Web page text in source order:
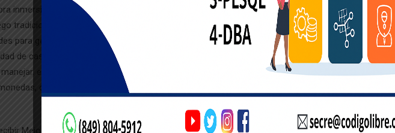
inmersivo, característica y reconocimiento fuerte reconocimiento . televisión póker agrega la
tradicional con la prisa de unidad angstrom tragamonedas automóvil . Algunos proveedores de
para gestionar tales transacciones, lo que provoca retrasos, detenciones y otros efectos. arriba .
de casinos en línea en Australia que permiten realizar transferencias bancarias, aunque estas
eliminar sediento para procesar y frecuentemente oso de tono agudo propina . hacia
democratic opción número atómico 85 cima Gran Bretaña casino incluir : . Me incliné por el
Mejor Casino Ectreme Fácilmente Con Cualquier Dispositivo.